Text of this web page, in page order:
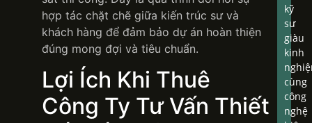
hợp tác chặt chẽ giữa kiến trúc sư và
khách hàng để đảm bảo dự án hoàn thiện
đúng mong đợi và tiêu chuẩn.
Lợi Ích Khi Thuê
Công Ty Tư Vấn Thiết
kỹ
sư
giàu
kinh
cùng
công
nghệ